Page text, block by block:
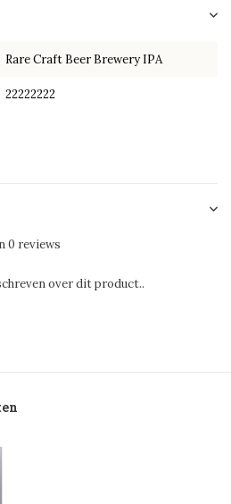
Rare Craft Beer Brewery IPA
22222222
0 reviews
over dit product..